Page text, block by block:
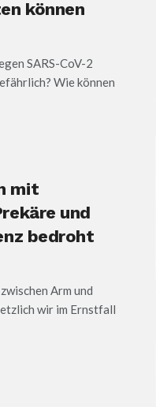
können
SARS-CoV-2
Wie können
mit
und
bedroht
Arm und
wir im Ernstfall